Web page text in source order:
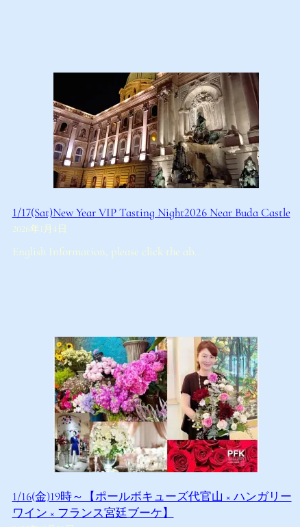
1/17(Sat)New Year VIP Tasting Night2026 Near Buda Castle
2026年1月4日
English Information, please click the ab…
1/16(金)19時～【ポールボキューズ代官山 × ハンガリー
ワイン × フランス宮廷ブーケ】